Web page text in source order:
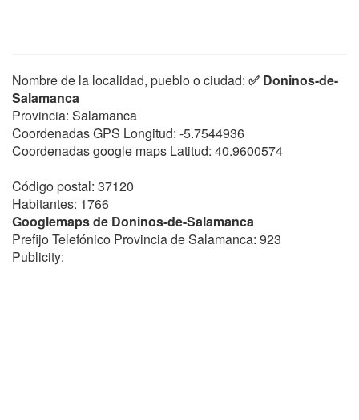
Nombre de la localidad, pueblo o ciudad: ✅ Doninos-de-
Salamanca
Provincia: Salamanca
Coordenadas GPS Longitud: -5.7544936
Coordenadas google maps Latitud: 40.9600574
Código postal: 37120
Habitantes: 1766
Googlemaps de Doninos-de-Salamanca
Prefijo Telefónico Provincia de Salamanca: 923
Publicity: